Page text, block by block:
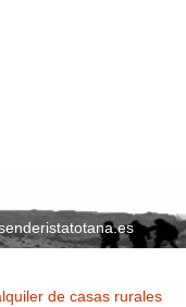
de casas rurales